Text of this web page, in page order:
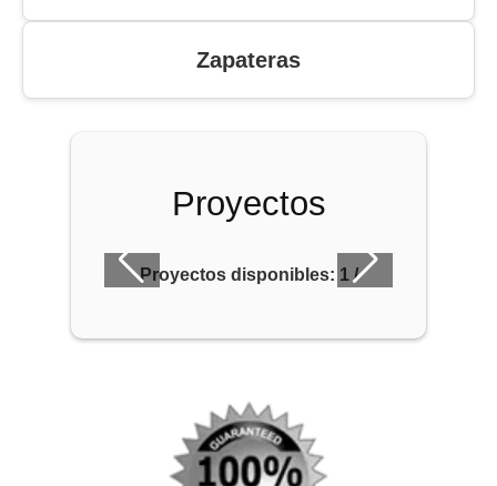
Zapateras
Proyectos
Proyectos disponibles: 1/